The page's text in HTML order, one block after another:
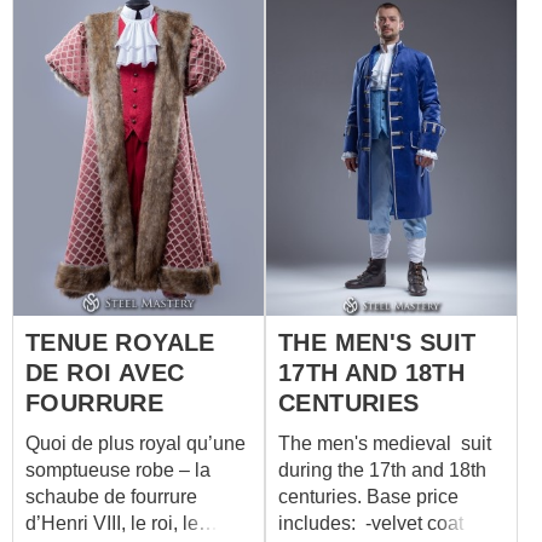
scales and big plate
pieces. As a base under
the delightful lamellar-
stars, we used a smooth,
non-shiny natural skin
"crazy horse" with a
thickness of 1.4-1.6 mm.
This is a high-quality
cattle leather with
increased strength, coated
with refractory wax as a
finishing treatment. This
treatment makes the skin
not only beautiful, but also
exceptionally strong, soft
and supple. For lamellar
scales and big plates, we
chose the strongest belt
leather 3-4 mm thick.
Gorgeous...
TENUE ROYALE
DE ROI AVEC
FOURRURE
Quoi de plus royal qu’une
somptueuse robe – la
schaube de fourrure
d’Henri VIII, le roi, le
THE MEN'S SUIT
17TH AND 18TH
CENTURIES
The men's medieval suit
during the 17th and 18th
centuries. Base price
includes: -velvet coat -